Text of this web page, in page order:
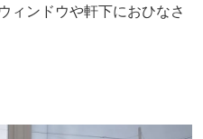
ィンドウや軒下におひなさ